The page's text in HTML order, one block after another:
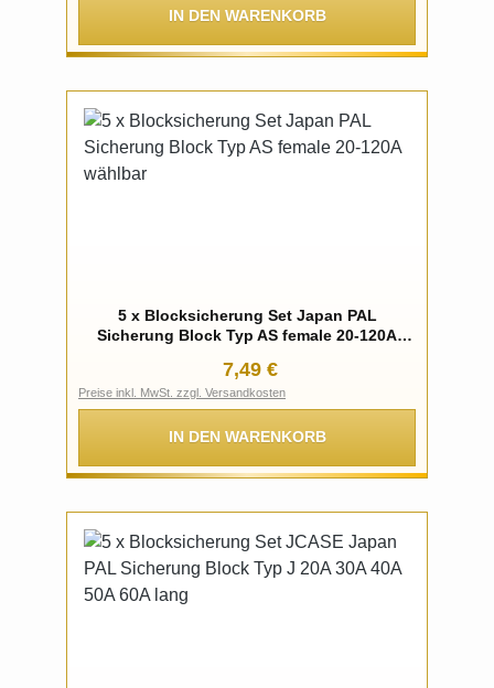
IN DEN WARENKORB
5 x Blocksicherung Set Japan PAL
Sicherung Block Typ AS female 20-120A
Regulärer Preis:
7,49 €
Preise inkl. MwSt. zzgl. Versandkosten
IN DEN WARENKORB